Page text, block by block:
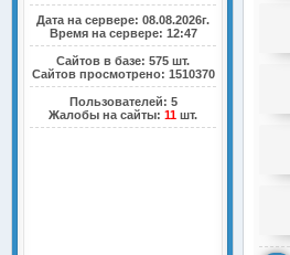
Дата на сервере: 08.08.2026г.
Время на сервере: 12:47
Сайтов в базе: 575 шт.
Сайтов просмотрено: 1510370
Пользователей: 5
Жалобы на сайты:11 шт.